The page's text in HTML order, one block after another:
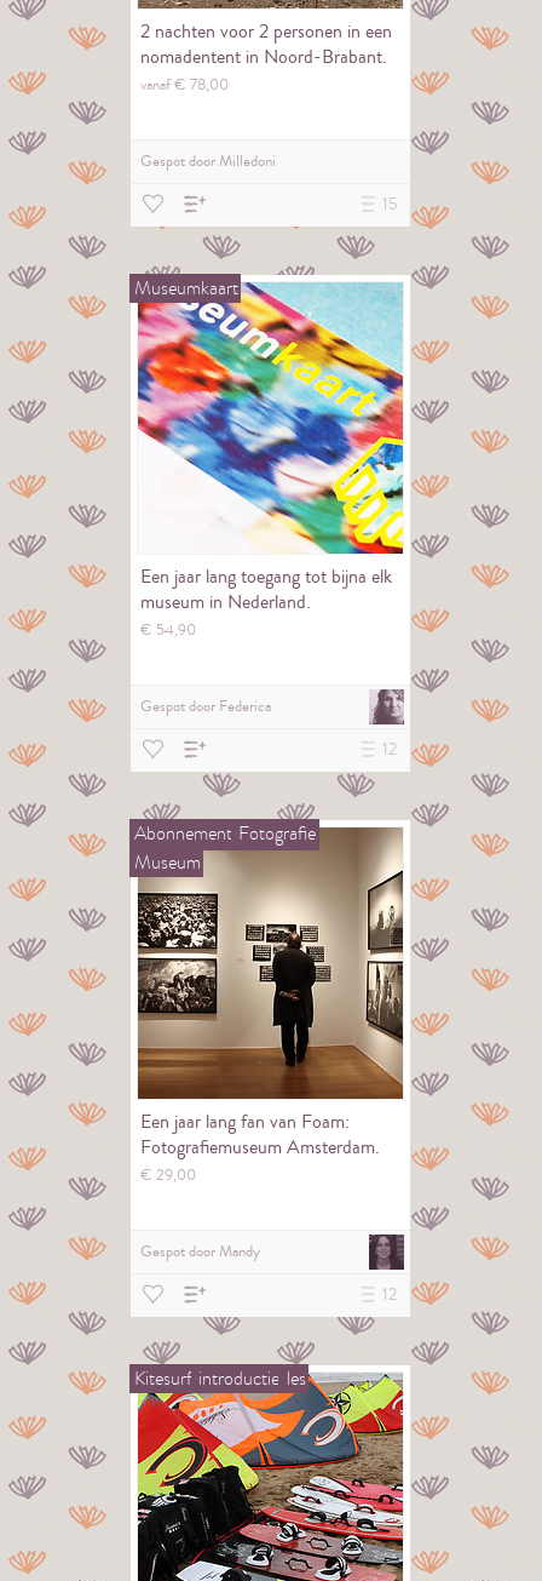
2 nachten voor 2 personen in een
nomadentent in Noord-Brabant.
vanaf €78,00
Gespot doorMilledoni
15
Museumkaart
Een jaar lang toegang tot bijna elk
museum in Nederland.
€ 54,90
Gespot door Federica
12
Abonnement Fotografie
Museum
Een jaar lang fan van Foam:
Fotografiemuseum Amsterdam.
€29,00
Gespot doorMandy
12
Kitesurf introductie les